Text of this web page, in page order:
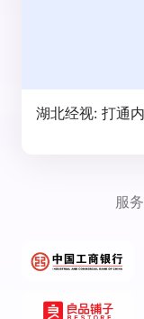
湖北经视: 打通
服